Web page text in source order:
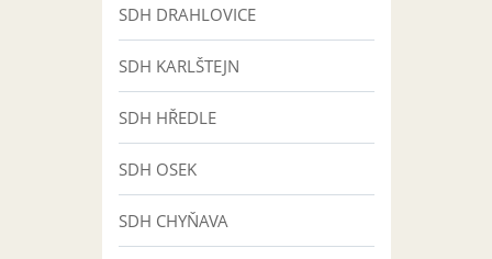
SDH DRAHLOVICE
SDH KARLŠTEJN
SDH HŘEDLE
SDH OSEK
SDH CHYŇAVA